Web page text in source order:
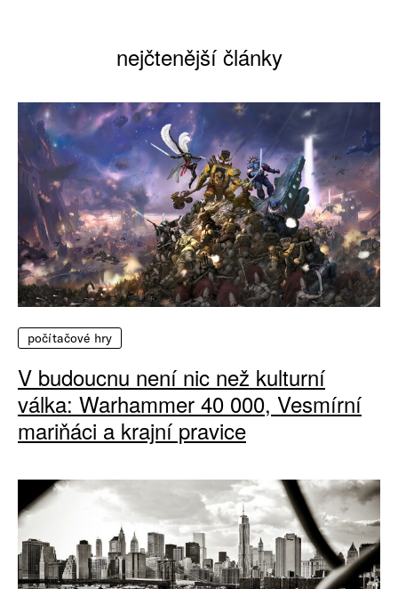
nejčtenější články
počítačové hry
V budoucnu není nic než kulturní
válka: Warhammer 40 000, Vesmírní
mariňáci a krajní pravice